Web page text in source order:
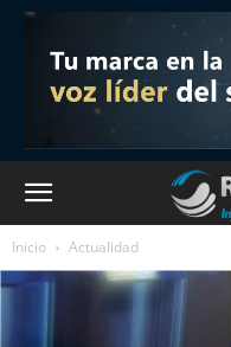
Inicio Actualidad